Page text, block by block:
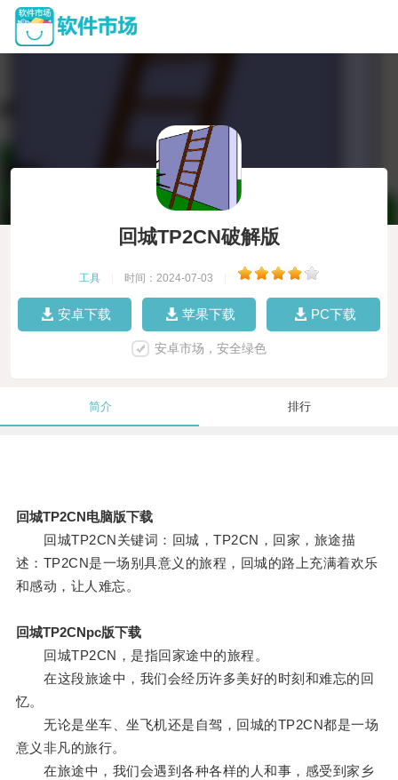
回城TP2CN破解版
工具 时间：2024-07-03
安卓下载 苹果下载 PC下载
安卓市场，安全绿色
简介 排行
回城TP2CN电脑版下载
回城TP2CN关键词：回城，TP2CN，回家，旅途描
述：TP2CN是一场别具意义的旅程，回城的路上充满着欢乐
和感动，让人难忘。
回城TP2CNpc版下载
回城TP2CN，是指回家途中的旅程。
在这段旅途中，我们会经历许多美好的时刻和难忘的回
忆。
无论是坐车、坐飞机还是自驾，回城的TP2CN都是一场
意义非凡的旅行。
在旅途中，我们会遇到各种各样的人和事，感受到家乡